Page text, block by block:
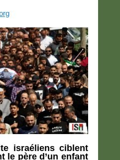
israéliens ciblent
le père d’un enfant